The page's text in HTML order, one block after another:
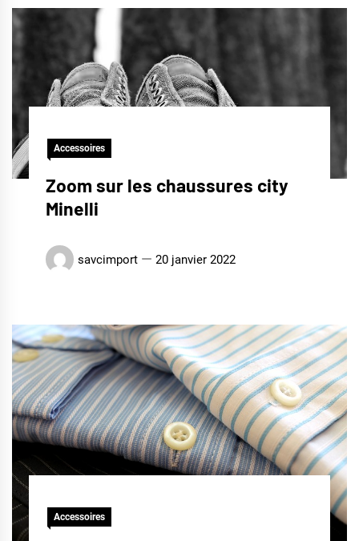
Accessoires
Zoom sur les chaussures city
Minelli
savcimport 20 janvier 2022
Accessoires